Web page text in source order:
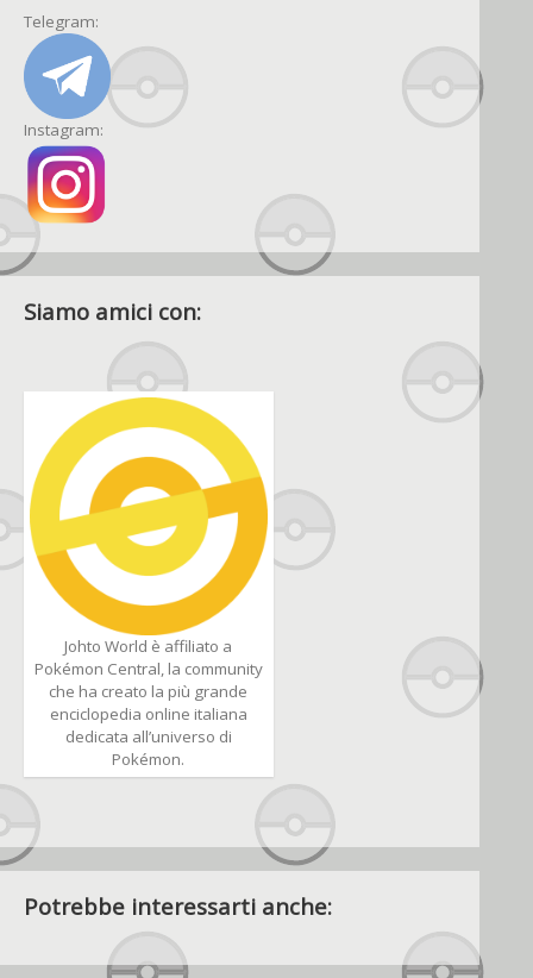
Telegram:
Instagram:
Siamo amici con:
Johto World è affiliato a
Pokémon Central, la community
che ha creato la più grande
enciclopedia online italiana
dedicata all’universo di
Pokémon.
Potrebbe interessarti anche: